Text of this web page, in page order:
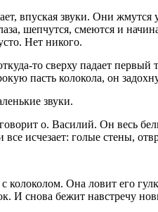
впуская звуки. Они
шепчутся, смеются и
Нет никого.
то сверху падает первый
пасть колокола, он
звуки.
о. Василий. Он весь
все исчезает: голые стены,
колоколом. Она ловит его
И снова бежит навстречу